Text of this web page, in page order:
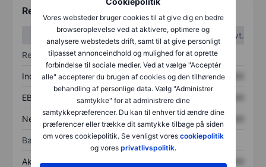
Vores websteder bruger cookies til at give dig en bedre
browseroplevelse ved at aktivere, optimere og
analysere webstedets drift, samt til at give personligt
tilpasset annonceindhold og mulighed for at oprette
forbindelse til sociale medier. Ved at vælge "Acceptér
alle" accepterer du brugen af cookies og den tilhørende
behandling af personlige data. Vælg "Administrer
samtykke" for at administrere dine
samtykkepræferencer. Du kan til enhver tid ændre dine
præferencer eller trække dit samtykke tilbage på siden
om vores cookiepolitik. Se venligst vores cookiepolitik
og vores privatlivspolitik.
Regnskabstal
1. kvt.
2. kvt.
Resultatopgørelse
Indtægter XXXXXXX XXXXXXX
EBITDA XXXXXXX
Nettoresultat
Balance
Aktiver i alt XXXXXXX XXXXXXX